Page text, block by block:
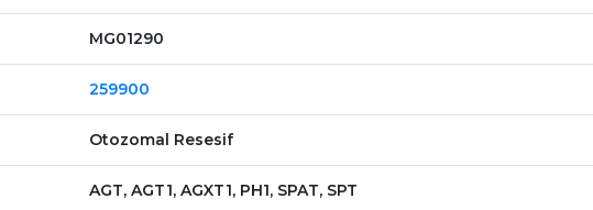
MG01290
259900
Otozomal Resesif
AGT, AGT1, AGXT1, PH1, SPAT, SPT